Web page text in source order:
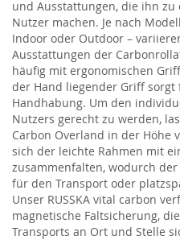
und Ausstattungen, die ihn
Nutzer machen. Je nach
Indoor oder Outdoor –
Ausstattungen der
häufig mit ergonomischen
der Hand liegender Griff
Handhabung. Um den
Nutzers gerecht zu werden,
Carbon Overland in der Höhe
sich der leichte Rahmen mit
zusammenfalten, wodurch
für den Transport oder
Unser RUSSKA vital carbon
magnetische Faltsicherung,
Transports an Ort und Stelle